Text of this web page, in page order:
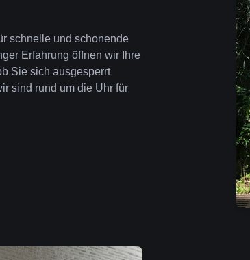
schnelle und schonende
Erfahrung öffnen wir Ihre
Sie sich ausgesperrt
sind rund um die Uhr für